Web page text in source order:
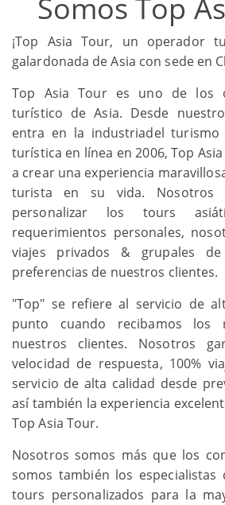
Somos Top
¡Top Asia Tour, un operador
galardonada de Asia con sede en
Top Asia Tour es uno de los
turístico de Asia. Desde
entra en la industriadel turismo
turística en línea en 2006, Top
a crear una experiencia
turista en su vida. Nosotros
personalizar los tours
requerimientos personales,
viajes privados & grupales
preferencias de nuestros clientes.
"Top" se refiere al servicio de
punto cuando recibamos los
nuestros clientes. Nosotros
velocidad de respuesta, 100%
servicio de alta calidad desde
así también la experiencia
Top Asia Tour.
Nosotros somos más que los
somos también los especialistas
tours personalizados para la